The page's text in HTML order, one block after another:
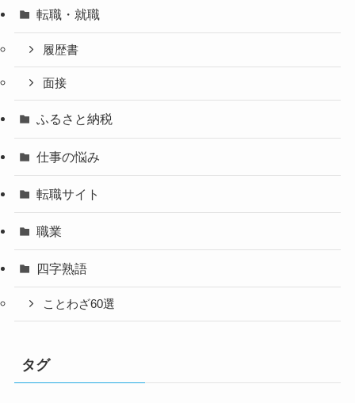
転職・就職
履歴書
面接
ふるさと納税
仕事の悩み
転職サイト
職業
四字熟語
ことわざ60選
タグ